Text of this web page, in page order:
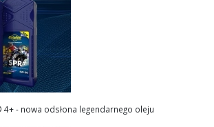
4+ - nowa odsłona legendarnego oleju